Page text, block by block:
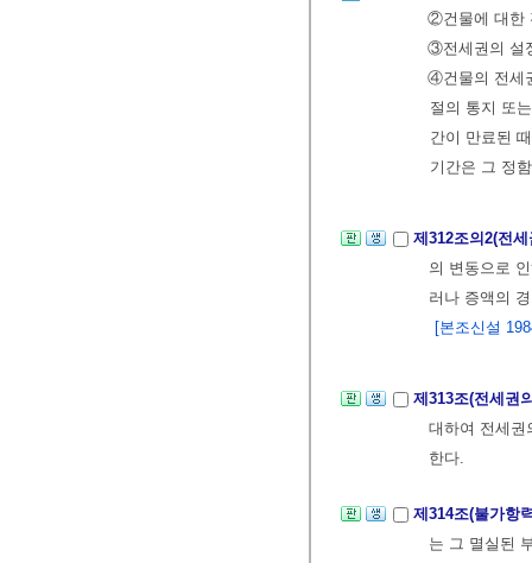
②건물에 대한
③전세권의 설
④건물의 전세
절의 통지 또
간이 만료된
기간은 그 정
제312조의2(전
의 변동으로
러나 증액의
[본조신설
제313조(전세권
대하여 전세권
한다.
제314조(불가항
는 그 멸실된